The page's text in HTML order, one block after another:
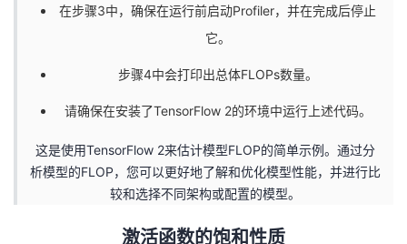
在步骤3中，确保在运行前启动Profiler，并在完成后停止
它。
步骤4中会打印出总体FLOPs数量。
请确保在安装了TensorFlow 2的环境中运行上述代码。
这是使用TensorFlow 2来估计模型FLOP的简单示例。通过分
析模型的FLOP，您可以更好地了解和优化模型性能，并进行比
较和选择不同架构或配置的模型。
激活函数的饱和性质